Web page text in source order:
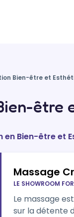
Bien-être et
être
Bien-être et
Massage
LE SHOWROOM
Le massage
sur la détente